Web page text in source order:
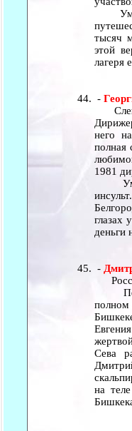
Умер
тысяч
этой
лагеря
-
него
полная
1981
Умер
глазах
деньги
-
полном
Сева
на